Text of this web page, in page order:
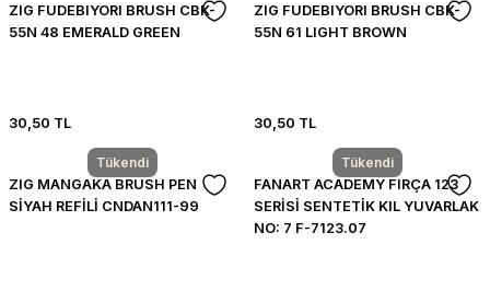
ZIG FUDEBIYORI BRUSH CBK-
55N 48 EMERALD GREEN
30,50 TL
ZIG FUDEBIYORI BRUSH CBK-
55N 61 LIGHT BROWN
30,50 TL
Tükendi
ZIG MANGAKA BRUSH PEN
SİYAH REFİLİ CNDAN111-99
Tükendi
FANART ACADEMY FIRÇA 123
SERİSİ SENTETİK KIL YUVARLAK
NO: 7 F-7123.07